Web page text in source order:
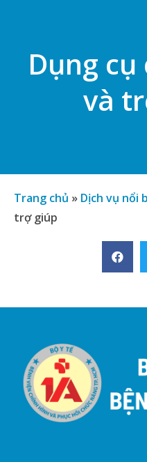
Dụng
và
Trang chủ » Dịch vụ nổi
trợ giúp